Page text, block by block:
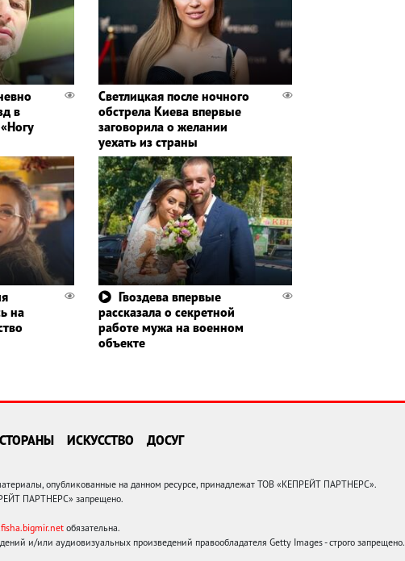
в
Светлицкая после ночного
обстрела Киева впервые
заговорила о желании
уехать из страны
на
Гвоздева впервые
рассказала о секретной
работе мужа на военном
объекте
ИСКУССТВО ДОСУГ
опубликованные на данном ресурсе, принадлежат ТОВ «КЕПРЕЙТ ПАРТНЕРС».
ПАРТНЕРС» запрещено.
обязательна.
и/или аудиовизуальных произведений правообладателя Getty Images - строго запрещено.